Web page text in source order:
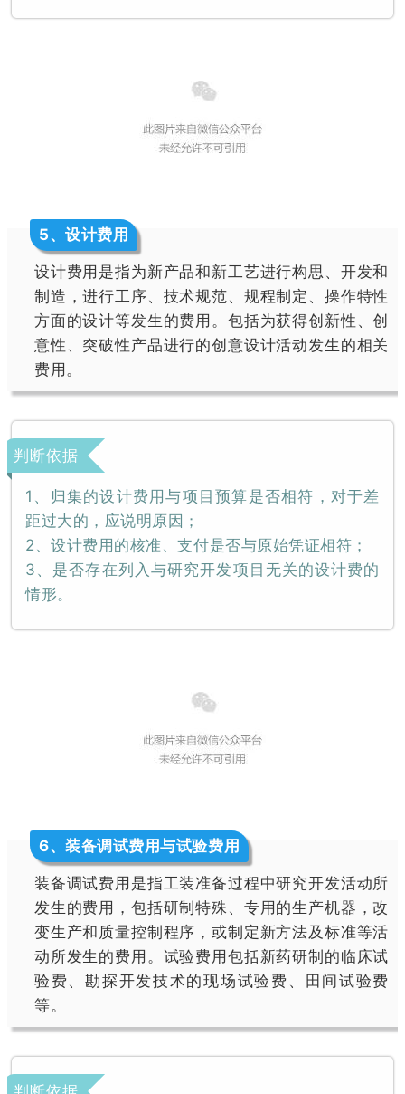
5、设计费用
设计费用是指为新产品和新工艺进行构思、开发和
制造，进行工序、技术规范、规程制定、操作特性
方面的设计等发生的费用。包括为获得创新性、创
意性、突破性产品进行的创意设计活动发生的相关
费用。
判断依据
1、归集的设计费用与项目预算是否相符，对于差
距过大的，应说明原因；
2、设计费用的核准、支付是否与原始凭证相符；
3、是否存在列入与研究开发项目无关的设计费的
情形。
6、装备调试费用与试验费用
装备调试费用是指工装准备过程中研究开发活动所
发生的费用，包括研制特殊、专用的生产机器，改
变生产和质量控制程序，或制定新方法及标准等活
动所发生的费用。试验费用包括新药研制的临床试
验费、勘探开发技术的现场试验费、田间试验费
等。